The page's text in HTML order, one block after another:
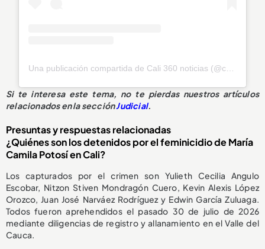
Si te interesa este tema, no te pierdas nuestros artículos
relacionados en la secciónJudicial.
Presuntas y respuestas relacionadas
¿Quiénes son los detenidos por el feminicidio de María
Camila Potosí en Cali?
Los capturados por el crimen son Yulieth Cecilia Angulo
Escobar, Nitzon Stiven Mondragón Cuero, Kevin Alexis López
Orozco, Juan José Narváez Rodríguez y Edwin García Zuluaga.
Todos fueron aprehendidos el pasado 30 de julio de 2026
mediante diligencias de registro y allanamiento en el Valle del
Cauca.